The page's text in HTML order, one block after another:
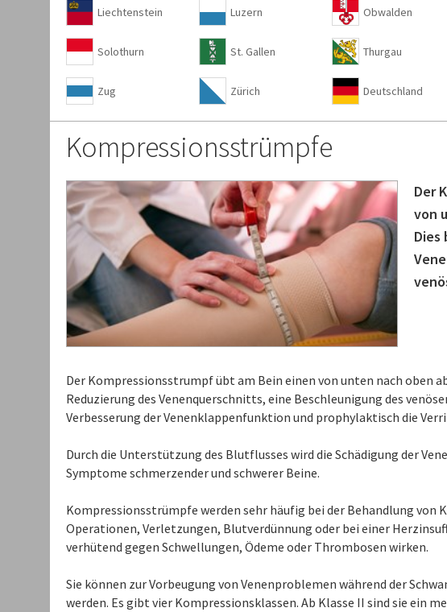
Liechtenstein Luzern Obwalden
Solothurn St. Gallen Thurgau
Zug Zürich Deutschland
Kompressionsstrümpfe
Der
von
Dies
Der Kompressionsstrumpf übt am Bein einen von unten nach oben
Reduzierung des Venenquerschnitts, eine Beschleunigung des
Verbesserung der Venenklappenfunktion und prophylaktisch die
Durch die Unterstützung des Blutflusses wird die Schädigung der
Symptome schmerzender und schwerer Beine.
Kompressionsstrümpfe werden sehr häufig bei der Behandlung von
Operationen, Verletzungen, Blutverdünnung oder bei einer
verhütend gegen Schwellungen, Ödeme oder Thrombosen wirken.
Sie können zur Vorbeugung von Venenproblemen während der
werden. Es gibt vier Kompressionsklassen. Ab Klasse II sind sie ein